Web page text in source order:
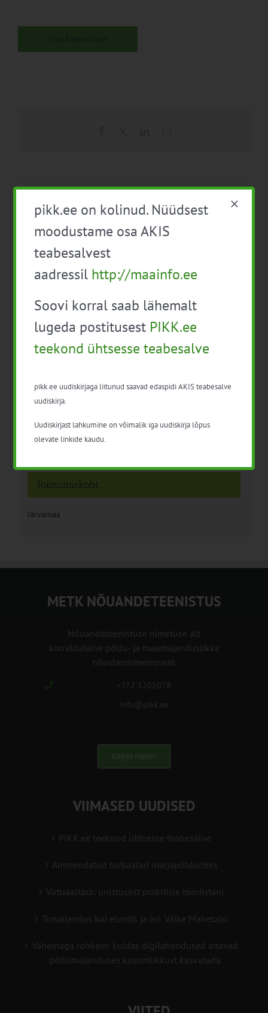
munadest ja
kodulindudest!”
Infopäev „Väikeste
põllumajandusettevõtete
Detailid
Kuupäev:
11. märts 2016
Loomakasvatus
Toimumiskoht
Järvamaa
METK NÕUANDETEENISTUS
Nõuandeteenistuse nimetuse alt
korraldatalse põllu- ja maamajanduslikke
nõustamisteenuseid.
+372 5201078
info@pikk.ee
Kirjuta meile!
VIIMASED UUDISED
PIKK.ee teekond ühtsesse teabesalve
Ammendatud turbaalad marjapõldudeks
Virtuaaltara: unistusest praktilise tööriistani
Turuaiandus kui elustiil ja äri: Väike Mahetalu
Vähemaga rohkem: kuidas digilahendused aitavad
põllumajanduses kasumlikkust kasvatada
pikk.ee on kolinud. Nüüdsest
moodustame osa AKIS
teabesalvest
aadressil http://maainfo.ee
Soovi korral saab lähemalt
lugeda postitusest PIKK.ee
teekond ühtsesse teabesalve
pikk.ee uudiskirjaga liitunud saavad edaspidi AKIS teabesalve
uudiskirja.
Uudiskirjast lahkumine on võimalik iga uudiskirja lõpus
olevate linkide kaudu.